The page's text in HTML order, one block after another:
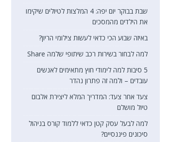
שבת בבוקר יום יפה: 4 המלצות לטיולים שיקימו
את הילדים מהמסכים
באיזה שבוע הכי כדאי לעשות צילומי הריון?
למה לבחור בשירות רכב שיתופי שלמה Share
5 סיבות למה לימודי חוץ מתאימים לאנשים
עובדים – ולמה זה פתרון נהדר
צעד אחר צעד: המדריך המלא ליצירת אלבום
טיול מושלם
למה לבעל עסק קטן כדאי ללמוד קורס בניהול
סיכונים פיננסיים?